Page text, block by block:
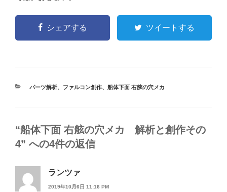
シェアする ツイートする
カ
ー
パーツ解析、 ファルコン創作、 船体下面 右舷の穴メカ
“船体下面 右舷の穴メカ 解析と創作その
4” への4件の返信
ランツァ
2019年10月6日 11:16 PM